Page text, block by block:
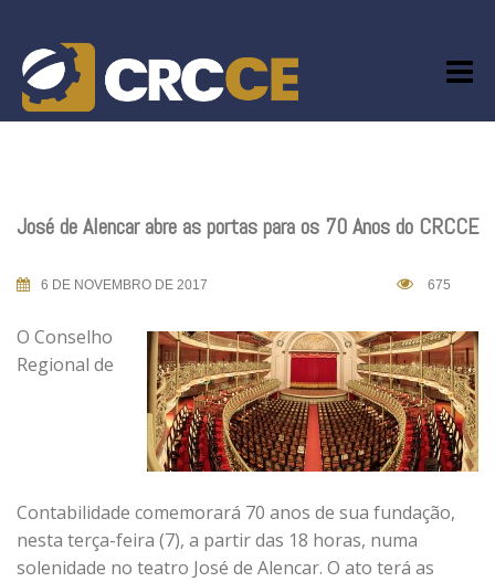
content
José de Alencar abre as portas para os 70 Anos do CRCCE
6 DE NOVEMBRO DE 2017 675
O Conselho
Regional de
Contabilidade comemorará 70 anos de sua fundação,
nesta terça-feira (7), a partir das 18 horas, numa
solenidade no teatro José de Alencar. O ato terá as